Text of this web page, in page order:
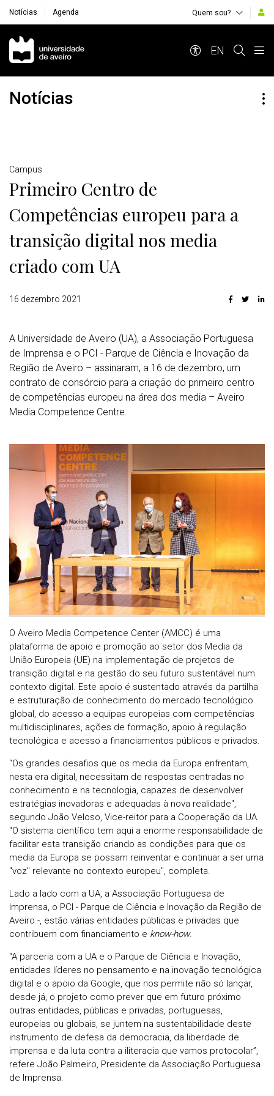
Notícias Agenda Quem sou?
Navegação Principal
EN
Notícias
Detalhes
Campus
Primeiro Centro de
Competências europeu para a
transição digital nos media
criado com UA
16 dezembro 2021
A Universidade de Aveiro (UA), a Associação Portuguesa
de Imprensa e o PCI - Parque de Ciência e Inovação da
Região de Aveiro – assinaram, a 16 de dezembro, um
contrato de consórcio para a criação do primeiro centro
de competências europeu na área dos media – Aveiro
Media Competence Centre.
O Aveiro Media Competence Center (AMCC) é uma
plataforma de apoio e promoção ao setor dos Media da
União Europeia (UE) na implementação de projetos de
transição digital e na gestão do seu futuro sustentável num
contexto digital. Este apoio é sustentado através da partilha
e estruturação de conhecimento do mercado tecnológico
global, do acesso a equipas europeias com competências
multidisciplinares, ações de formação, apoio à regulação
tecnológica e acesso a financiamentos públicos e privados.
“Os grandes desafios que os media da Europa enfrentam,
nesta era digital, necessitam de respostas centradas no
conhecimento e na tecnologia, capazes de desenvolver
estratégias inovadoras e adequadas à nova realidade",
segundo João Veloso, Vice-reitor para a Cooperação da UA.
"O sistema científico tem aqui a enorme responsabilidade de
facilitar esta transição criando as condições para que os
media da Europa se possam reinventar e continuar a ser uma
"voz" relevante no contexto europeu", completa.
Lado a lado com a UA, a Associação Portuguesa de
Imprensa, o PCI - Parque de Ciência e Inovação da Região de
Aveiro -, estão várias entidades públicas e privadas que
contribuem com financiamento e know-how.
“A parceria com a UA e o Parque de Ciência e Inovação,
entidades líderes no pensamento e na inovação tecnológica
digital e o apoio da Google, que nos permite não só lançar,
desde já, o projeto como prever que em futuro próximo
outras entidades, públicas e privadas, portuguesas,
europeias ou globais, se juntem na sustentabilidade deste
instrumento de defesa da democracia, da liberdade de
imprensa e da luta contra a iliteracia que vamos protocolar”,
refere João Palmeiro, Presidente da Associação Portuguesa
de Imprensa.